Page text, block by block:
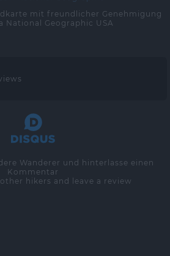
Wanderer und hinterlasse einen
Kommentar
hikers and leave a review